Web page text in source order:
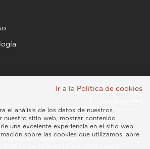
IVA IT05131180969
Ir a la Política de cookies
el análisis de los datos de nuestros
nuestro sitio web, mostrar contenido
una excelente experiencia en el sitio web.
sobre las cookies que utilizamos, abre